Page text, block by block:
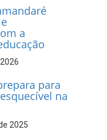
a
para
na
2025